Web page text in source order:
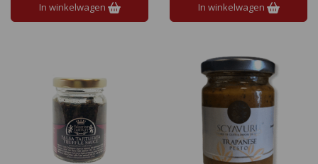
voor een elegante pesto met
een volle smaak.
In winkelwagen In winkelwagen